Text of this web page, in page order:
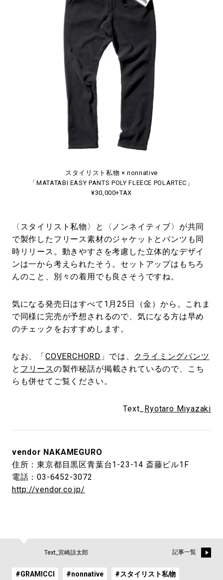
スタイリスト私物 × nonnative
「MATATABI EASY PANTS POLY FLEECE POLARTEC」
¥30,000+TAX
〈スタイリスト私物〉と〈ノンネイティブ〉が共同
で製作したフリース素材のジャケットとパンツも同
時リリース。動きやすさを考慮した立体的なデザイ
ンは一から考えられたそう。セットアップはもちろ
んのこと、別々の着用でも良さそうですね。
気になる発売日はすべて1月25日（金）から。これま
で同様に完売が予想されるので、気になる方は早め
のチェックをおすすめします。
なお、「COVERCHORD 」では、 クライミングパンツ
と フリースの製作秘話が掲載されているので、こち
らも併せてご覧ください。
Text_ Ryotaro Miyazaki
vendor NAKAMEGURO
住所：東京都目黒区青葉台1-23-14 斎藤ビル1F
電話：03-6452-3072
http://vendor.co.jp/
Text_宮崎諒太郎 記事一覧
#GRAMICCI #nonnative #スタイリスト私物